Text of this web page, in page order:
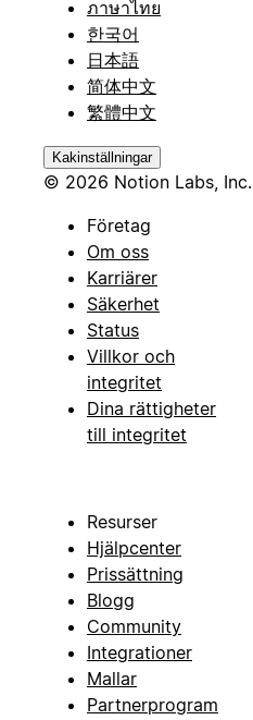
ภาษาไทย
한국어
日本語
简体中文
繁體中文
Kakinställningar
© 2026 Notion Labs, Inc.
Företag
Om oss
Karriärer
Säkerhet
Status
Villkor och
integritet
Dina rättigheter
till integritet
Resurser
Hjälpcenter
Prissättning
Blogg
Community
Integrationer
Mallar
Partnerprogram